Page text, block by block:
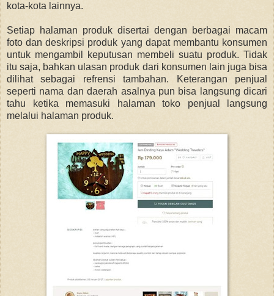
kota-kota lainnya.
Setiap halaman produk disertai dengan berbagai macam
foto dan deskripsi produk yang dapat membantu konsumen
untuk mengambil keputusan membeli suatu produk. Tidak
itu saja, bahkan ulasan produk dari konsumen lain juga bisa
dilihat sebagai refrensi tambahan. Keterangan penjual
seperti nama dan daerah asalnya pun bisa langsung dicari
tahu ketika memasuki halaman toko penjual langsung
melalui halaman produk.